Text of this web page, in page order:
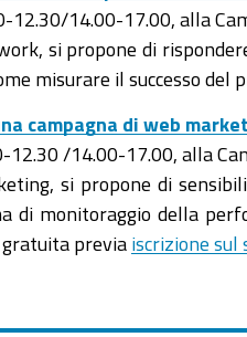
12.30/14.00-17.00, alla
si propone di
misurare il successo
campagna di web
12.30 /14.00-17.00, alla
si propone di
di monitoraggio della
gratuita previa iscrizione sul